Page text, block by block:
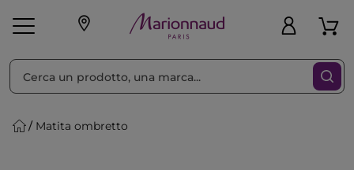
Make-up Profumi
Matita ombretto
Ordina per Filtra